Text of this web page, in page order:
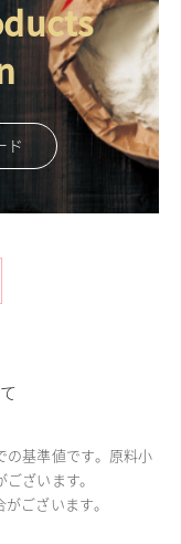
ド
の基準値です。原料小
ざいます。
ございます。